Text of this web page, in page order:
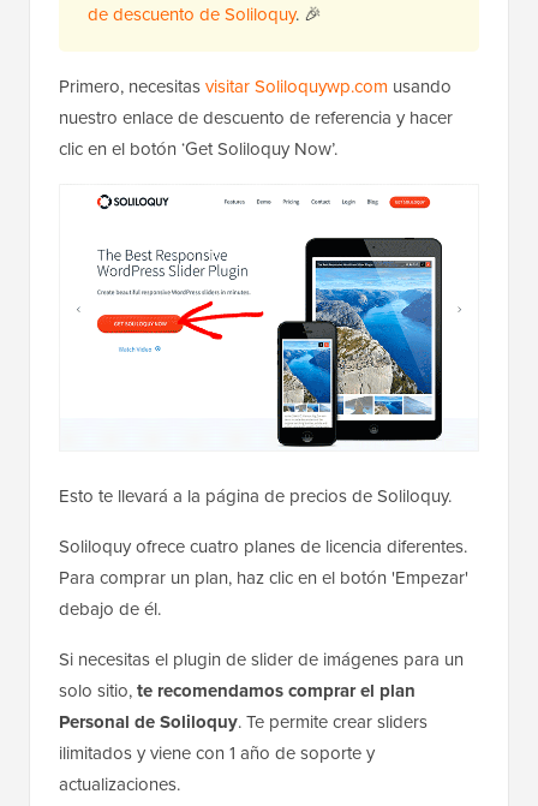
de descuento de Soliloquy. 🎉
Primero, necesitasvisitar Soliloquywp.com usando
nuestro enlace de descuento de referencia y hacer
clic en el botón ‘Get Soliloquy Now’.
Esto te llevará a la página de precios de Soliloquy.
Soliloquy ofrece cuatro planes de licencia diferentes.
Para comprar un plan, haz clic en el botón 'Empezar'
debajo de él.
Si necesitas el plugin de slider de imágenes para un
solo sitio,te recomendamos comprar el plan
Personal de Soliloquy. Te permite crear sliders
ilimitados y viene con 1 año de soporte y
actualizaciones.